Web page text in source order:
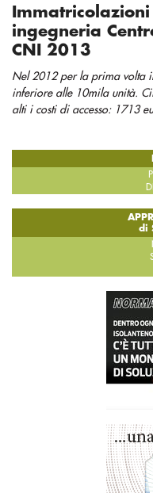
ingegneria
CNI 2013
Nel 2012 per la prima volta
inferiore alle 10mila unità.
alti i costi di accesso: 1713
di